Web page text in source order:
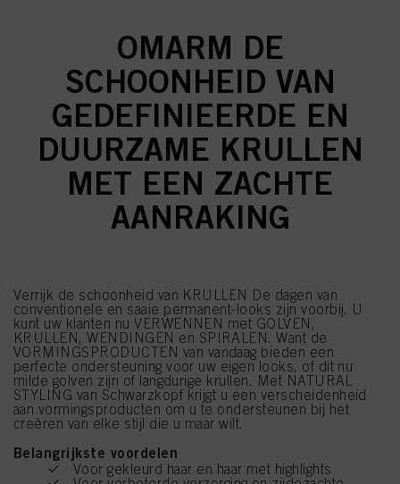
OMARM DE
SCHOONHEID VAN
GEDEFINIEERDE EN
DUURZAME KRULLEN
MET EEN ZACHTE
AANRAKING
Verrijk de schoonheid van KRULLEN De dagen van
conventionele en saaie permanent-looks zijn voorbij. U
kunt uw klanten nu VERWENNEN met GOLVEN,
KRULLEN, WENDINGEN en SPIRALEN. Want de
VORMINGSPRODUCTEN van vandaag bieden een
perfecte ondersteuning voor uw eigen looks, of dit nu
milde golven zijn of langdurige krullen. Met NATURAL
STYLING van Schwarzkopf krijgt u een verscheidenheid
aan vormingsproducten om u te ondersteunen bij het
creëren van elke stijl die u maar wilt.
Belangrijkste voordelen
Voor gekleurd haar en haar met highlights